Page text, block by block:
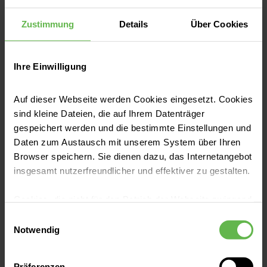
Zustimmung Details Über Cookies
Ihre Einwilligung
Auf dieser Webseite werden Cookies eingesetzt. Cookies
sind kleine Dateien, die auf Ihrem Datenträger
gespeichert werden und die bestimmte Einstellungen und
Daten zum Austausch mit unserem System über Ihren
Browser speichern. Sie dienen dazu, das Internetangebot
insgesamt nutzerfreundlicher und effektiver zu gestalten.
eingesetzt werden.
Es steht Ihnen frei, unsere Seite mit nur den notwendigen
Notwendig
klingt, verwandelt sich in ihren Händen in
licht- und hoffnungsvolle Malereien.
Gemeinsam mit ihrem Sohn Béla stellt sie ab
Anfang Mai in der Helios Klinik Attendorn
„Die Helios Klinik Attendorn ist auf